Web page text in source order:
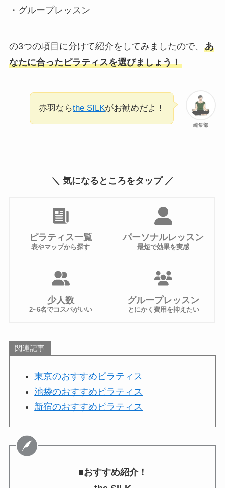
・グループレッスン
の3つの項目に分けて紹介をしてみましたので、 あ
なたに合ったピラティスを選びましょう！
編集部
赤羽ならthe SILKがお勧めだよ！
＼ 気になるところをタップ ／
ピラティス一覧
表やマップから探す
パーソナルレッスン
最短で効果を実感
少人数
2~6名でコスパがいい
グループレッスン
とにかく費用を抑えたい
関連記事
東京のおすすめピラティス
池袋のおすすめピラティス
新宿のおすすめピラティス
■おすすめ紹介！